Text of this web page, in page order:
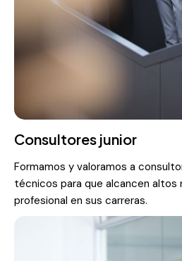
Consultores junior
Formamos y valoramos a
técnicos para que alcancen altos
profesional en sus carreras.